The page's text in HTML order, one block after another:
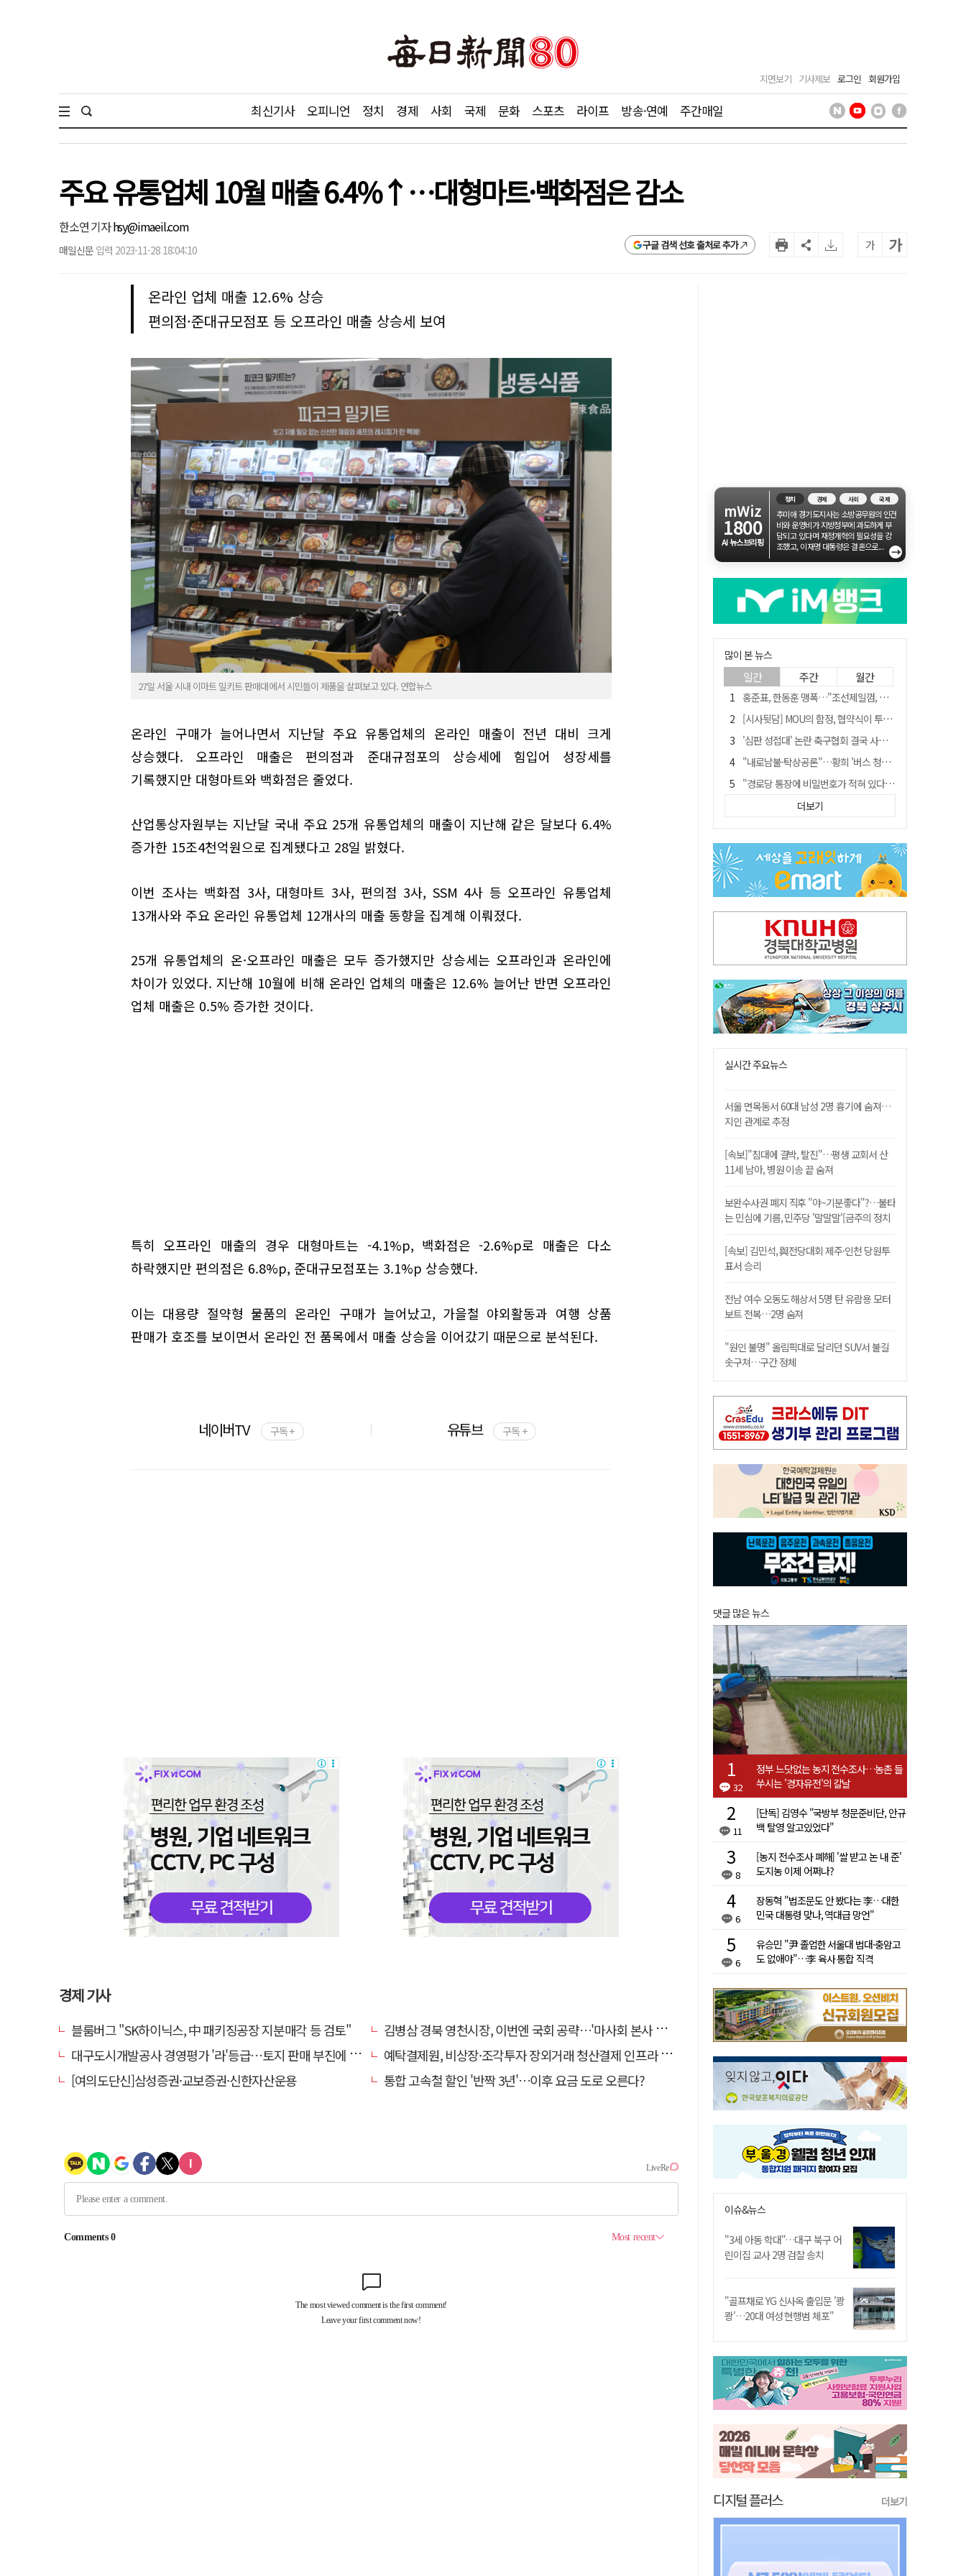
지면보기 기사제보 로그인 회원가입
최신기사 오피니언 정치 경제 사회 국제 문화 스포츠 라이프 방송·연예 주간매일
주요 유통업체 10월 매출 6.4%↑…대형마트·백화점은 감소
한소연 기자hsy@imaeil.com
매일신문 입력 2023-11-28 18:04:10 구글 검색 선호 출처로 추가 가 가
온라인 업체 매출 12.6% 상승
편의점·준대규모점포 등 오프라인 매출 상승세 보여
27일 서울 시내 이마트 밀키트 판매대에서 시민들이 제품을 살펴보고 있다. 연합뉴스
온라인 구매가 늘어나면서 지난달 주요 유통업체의 온라인 매출이 전년 대비 크게
상승했다. 오프라인 매출은 편의점과 준대규점포의 상승세에 힘입어 성장세를
기록했지만 대형마트와 백화점은 줄었다.
산업통상자원부는 지난달 국내 주요 25개 유통업체의 매출이 지난해 같은 달보다 6.4%
증가한 15조4천억원으로 집계됐다고 28일 밝혔다.
이번 조사는 백화점 3사, 대형마트 3사, 편의점 3사, SSM 4사 등 오프라인 유통업체
13개사와 주요 온라인 유통업체 12개사의 매출 동향을 집계해 이뤄졌다.
25개 유통업체의 온·오프라인 매출은 모두 증가했지만 상승세는 오프라인과 온라인에
차이가 있었다. 지난해 10월에 비해 온라인 업체의 매출은 12.6% 늘어난 반면 오프라인
업체 매출은 0.5% 증가한 것이다.
특히 오프라인 매출의 경우 대형마트는 -4.1%p, 백화점은 -2.6%p로 매출은 다소
하락했지만 편의점은 6.8%p, 준대규모점포는 3.1%p 상승했다.
이는 대용량 절약형 물품의 온라인 구매가 늘어났고, 가을철 야외활동과 여행 상품
판매가 호조를 보이면서 온라인 전 품목에서 매출 상승을 이어갔기 때문으로 분석된다.
네이버TV 구독 + 유튜브 구독 +
경제 기사
블룸버그 "SK하이닉스, 中 패키징공장 지분매각 등 검토"
김병삼 경북 영천시장, 이번엔 국회 공략…'마사회 본사 이전·광역교통망 확충' 요청
대구도시개발공사 경영평가 '라'등급…토지 판매 부진에 1년 만에 두 단계 '뚝'
예탁결제원, 비상장·조각투자 장외거래 청산결제 인프라 구축 착수…연내 가동
[여의도단신]삼성증권·교보증권·신한자산운용
통합 고속철 할인 '반짝 3년'…이후 요금 도로 오른다?
mWiz
1800
AI 뉴스브리핑
정치 경제 사회 국제
추미애 경기도지사는 소방공무원의 인건
비와 운영비가 지방정부에 과도하게 부
담되고 있다며 재정개혁의 필요성을 강
조했고, 이재명 대통령은 결혼으로...
→
많이 본 뉴스
일간 주간 월간
홍준표, 한동훈 맹폭…"조선제일껌, 권력에 살고 권력에 죽었다"
[시사뒷담] MOU의 함정, 협약식이 투자 확정은 아니긴 해
'심판 성접대' 논란 축구협회 결국 사과…"깊이 반성, 쇄신하겠다"
"내로남불·탁상공론"…황희 '버스 청년주택' 제안에 與 내부서도 쓴소리
"경로당 통장에 비밀번호가 적혀 있다"…전국 돌며 경로당 13곳 턴 30대 구속
예안향교 대성전, '국가지정 보물로 지정'
"침대에 결박, 탈진"…평생 교회서 산 11세 남아, 병원 이송 끝 숨져
김민석, 與전당대회 제주·인천 당원투표서 승리…누적 득표는 '초박빙'
[금주의 이슈] 하늘의 외계인, 바다의 귀향자…영화 '호프'와 '오디세이'
더보기
실시간 주요뉴스
서울 면목동서 60대 남성 2명 흉기에 숨져…
지인 관계로 추정
[속보]"침대에 결박, 탈진"…평생 교회서 산
11세 남아, 병원 이송 끝 숨져
보완수사권 폐지 직후 "야~기분좋다"?…불타
는 민심에 기름, 민주당 '말말말'[금주의 정치
[속보] 김민석, 與전당대회 제주·인천 당원투
표서 승리
전남 여수 오동도 해상서 5명 탄 유람용 모터
보트 전복…2명 숨져
"원인 불명" 올림픽대로 달리던 SUV서 불길
솟구쳐…구간 정체
댓글 많은 뉴스
32
정부 느닷없는 농지 전수조사…농촌 들
쑤시는 '경자유전'의 칼날
11
[단독] 김영수 "국방부 청문준비단, 안규
백 탈영 알고있었다"
8
[농지 전수조사 폐해] '쌀 받고 논 내 준'
도지농 이제 어쩌나?
6
장동혁 "법조문도 안 봤다는 李…대한
민국 대통령 맞나, 역대급 망언"
6
유승민 "尹 졸업한 서울대 법대·충암고
도 없애야"…李 육사 통합 직격
이슈&뉴스
"3세 아동 학대"…대구 북구 어
린이집 교사 2명 검찰 송치
"골프채로 YG 신사옥 출입문 '쾅
쾅'…20대 여성 현행범 체포"
디지털 플러스 더보기